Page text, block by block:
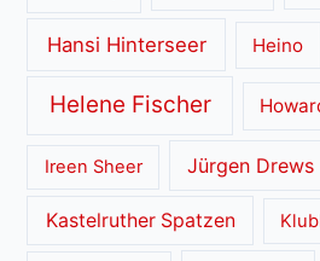
Hansi Hinterseer Heino
Helene Fischer
Ireen Sheer Jürgen Drews
Kastelruther Spatzen